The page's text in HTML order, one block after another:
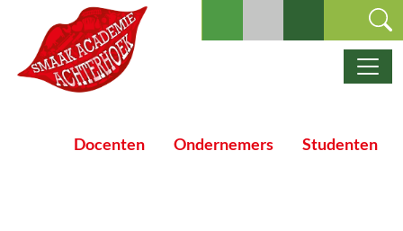
Ga naar de inhoud
Hoofdnavigatie
Docenten Ondernemers Studenten